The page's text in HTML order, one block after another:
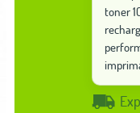
toner